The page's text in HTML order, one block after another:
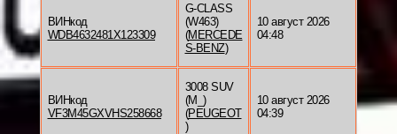
ВИНкод
WDB4632481X123309
G-CLASS
(W463)
(MERCEDE
S-BENZ)
10 август 2026
04:48
ВИНкод
VF3M45GXVHS258668
3008 SUV
(M_)
(PEUGEOT
)
10 август 2026
04:39